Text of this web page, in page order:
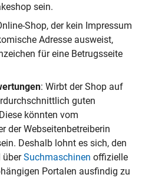
sein.
Shop, der kein Impressum
Adresse ausweist,
für eine Betrugsseite
: Wirbt der Shop auf
guten
könnten vom
der Webseitenbetreiberin
Deshalb lohnt es sich, den
überSuchmaschinen offizielle
Portalen ausfindig zu